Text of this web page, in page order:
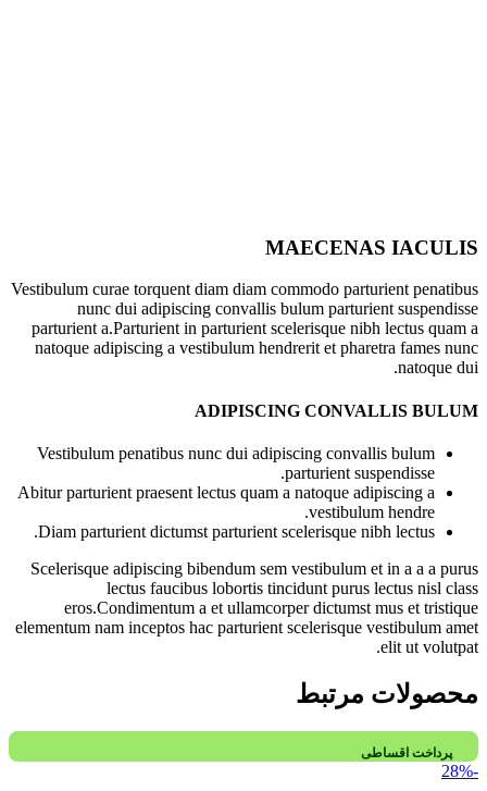
MAECENAS IACULIS
Vestibulum curae torquent diam diam commodo parturient penatibus
nunc dui adipiscing convallis bulum parturient suspendisse
parturient a.Parturient in parturient scelerisque nibh lectus quam a
natoque adipiscing a vestibulum hendrerit et pharetra fames nunc
natoque dui.
ADIPISCING CONVALLIS BULUM
Vestibulum penatibus nunc dui adipiscing convallis bulum
parturient suspendisse.
Abitur parturient praesent lectus quam a natoque adipiscing a
vestibulum hendre.
Diam parturient dictumst parturient scelerisque nibh lectus.
Scelerisque adipiscing bibendum sem vestibulum et in a a a purus
lectus faucibus lobortis tincidunt purus lectus nisl class
eros.Condimentum a et ullamcorper dictumst mus et tristique
elementum nam inceptos hac parturient scelerisque vestibulum amet
elit ut volutpat.
محصولات مرتبط
پرداخت اقساطی
-28%